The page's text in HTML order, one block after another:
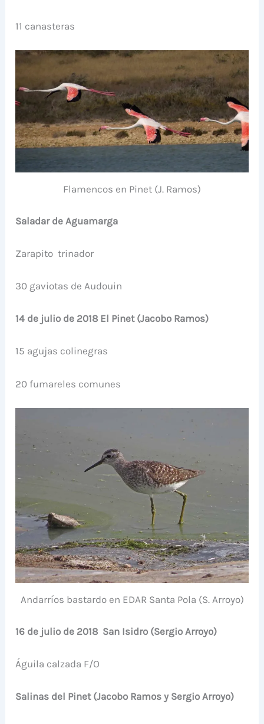
11 canasteras
Flamencos en Pinet (J. Ramos)
Saladar de Aguamarga
Zarapito trinador
30 gaviotas de Audouin
14 de julio de 2018 El Pinet (Jacobo Ramos)
15 agujas colinegras
20 fumareles comunes
Andarríos bastardo en EDAR Santa Pola (S. Arroyo)
16 de julio de 2018 San Isidro (Sergio Arroyo)
Águila calzada F/O
Salinas del Pinet (Jacobo Ramos y Sergio Arroyo)